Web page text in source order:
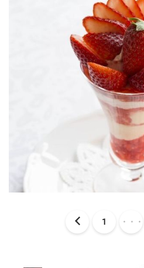
1 ・・・